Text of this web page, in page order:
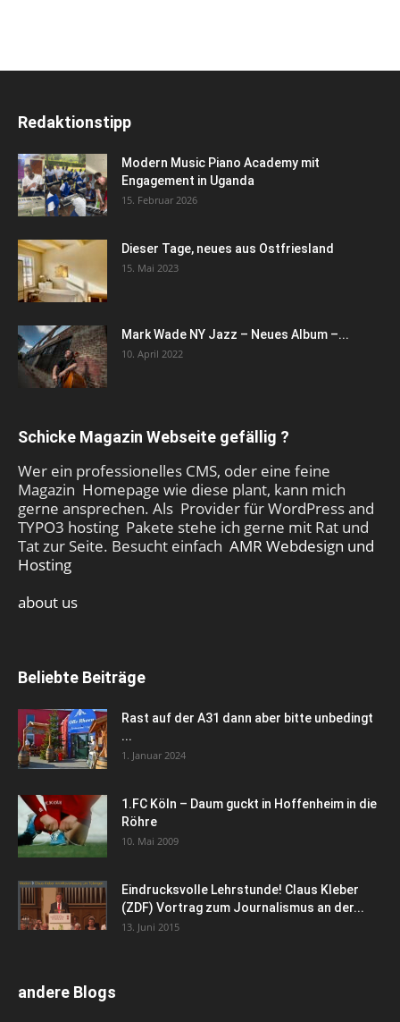
Redaktionstipp
Modern Music Piano Academy mit
Engagement in Uganda
15. Februar 2026
Dieser Tage, neues aus Ostfriesland
15. Mai 2023
Mark Wade NY Jazz – Neues Album –...
10. April 2022
Schicke Magazin Webseite gefällig ?
Wer ein professionelles CMS, oder eine feine
Magazin Homepage wie diese plant, kann mich
gerne ansprechen. Als Provider für WordPress and
TYPO3 hosting Pakete stehe ich gerne mit Rat und
Tat zur Seite. Besucht einfach AMR Webdesign und
Hosting
about us
Beliebte Beiträge
Rast auf der A31 dann aber bitte unbedingt
...
1. Januar 2024
1.FC Köln – Daum guckt in Hoffenheim in die
Röhre
10. Mai 2009
Eindrucksvolle Lehrstunde! Claus Kleber
(ZDF) Vortrag zum Journalismus an der...
13. Juni 2015
andere Blogs